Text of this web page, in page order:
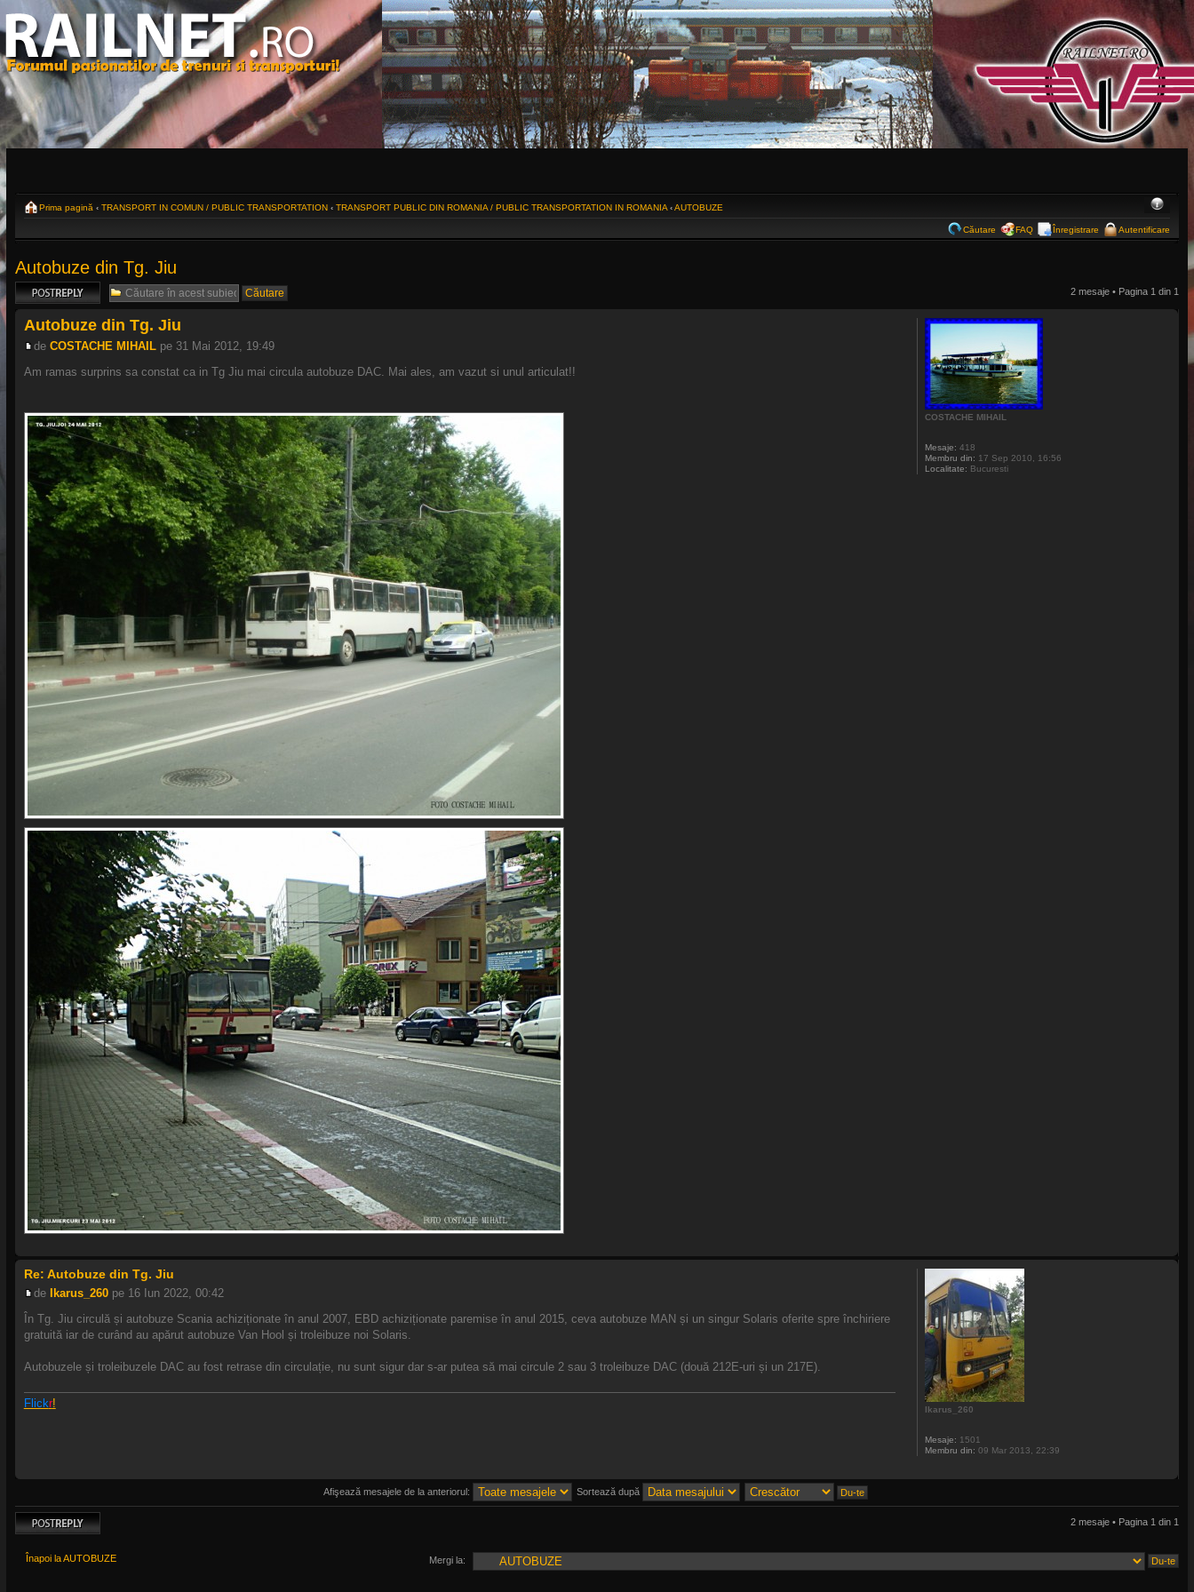
Prima pagină ‹ TRANSPORT IN COMUN / PUBLIC TRANSPORTATION ‹ TRANSPORT PUBLIC DIN ROMANIA / PUBLIC TRANSPORTATION IN ROMANIA ‹ AUTOBUZE
Căutare FAQ Înregistrare Autentificare
Autobuze din Tg. Jiu
Scrie un răspuns 2 mesaje • Pagina 1 din 1
Autobuze din Tg. Jiu
de COSTACHE MIHAILpe 31 Mai 2012, 19:49
Am ramas surprins sa constat ca in Tg Jiu mai circula autobuze DAC. Mai ales, am vazut si unul articulat!!
COSTACHE MIHAIL
Mesaje: 418
Membru din: 17 Sep 2010, 16:56
Localitate: Bucuresti
Re: Autobuze din Tg. Jiu
de Ikarus_260pe 16 Iun 2022, 00:42
În Tg. Jiu circulă și autobuze Scania achiziționate în anul 2007, EBD achiziționate paremise în anul 2015, ceva autobuze MAN și un singur Solaris oferite spre închiriere
gratuită iar de curând au apărut autobuze Van Hool și troleibuze noi Solaris.
Autobuzele și troleibuzele DAC au fost retrase din circulație, nu sunt sigur dar s-ar putea să mai circule 2 sau 3 troleibuze DAC (două 212E-uri și un 217E).
Flickr! Ikarus_260
Mesaje: 1501
Membru din: 09 Mar 2013, 22:39
Afişează mesajele de la anteriorul: Sortează după
Scrie un răspuns 2 mesaje • Pagina 1 din 1
Înapoi la AUTOBUZE Mergi la: